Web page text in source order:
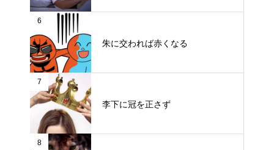
6
朱に交われば赤くなる
7
李下に冠を正さず
8